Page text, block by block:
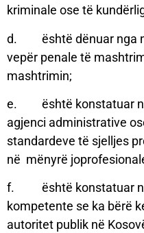
kriminale ose të
d. është dënuar nga
vepër penale të
mashtrimin;
e. është konstatuar
agjenci administrative
standardeve të sjelljes
në mënyrë
f. është konstatuar
kompetente se ka bërë
autoritet publik në